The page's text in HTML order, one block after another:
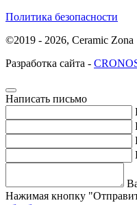
Политика безопасности
©2019 - 2026, Ceramic Zona
Разработка сайта -
Написать письмо
Нажимая кнопку